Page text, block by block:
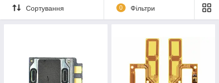
Сортування 0 Фільтри